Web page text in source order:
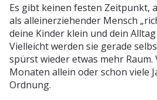
Es gibt keinen festen Zeitpunkt,
als alleinerziehender Mensch
deine Kinder klein und dein
Vielleicht werden sie gerade
spürst wieder etwas mehr
Monaten allein oder schon viele
Ordnung.